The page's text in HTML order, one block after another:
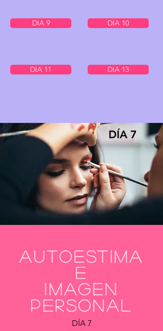
DIA 9 DIA 10
DIA 11 DIA 13
DÍA 7
autoestima
e
imagen
personal
DÍA 7